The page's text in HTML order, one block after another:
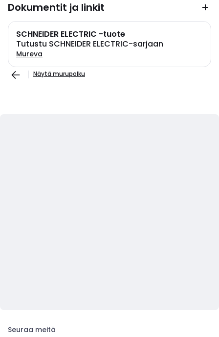
Dokumentit ja linkit
SCHNEIDER ELECTRIC -tuote
Tutustu SCHNEIDER ELECTRIC-sarjaan
Mureva
Näytä murupolku
Seuraa meitä